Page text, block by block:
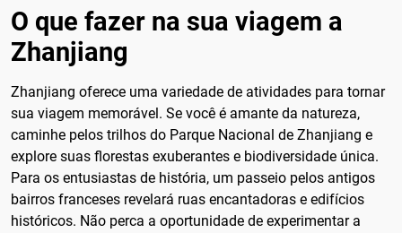
O que fazer na sua viagem a
Zhanjiang
Zhanjiang oferece uma variedade de atividades para tornar
sua viagem memorável. Se você é amante da natureza,
caminhe pelos trilhos do Parque Nacional de Zhanjiang e
explore suas florestas exuberantes e biodiversidade única.
Para os entusiastas de história, um passeio pelos antigos
bairros franceses revelará ruas encantadoras e edifícios
históricos. Não perca a oportunidade de experimentar a